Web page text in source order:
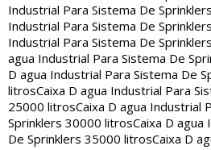
Industrial Para Sistema De
Industrial Para Sistema De
Industrial Para Sistema De
agua Industrial Para Sistema De
D agua Industrial Para Sistema De
litrosCaixa D agua Industrial Para
25000 litrosCaixa D agua Industrial
Sprinklers 30000 litrosCaixa D agua
De Sprinklers 35000 litrosCaixa D